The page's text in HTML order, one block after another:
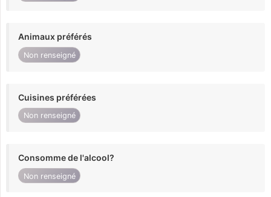
Animaux préférés
Non renseigné
Cuisines préférées
Non renseigné
Consomme de l'alcool?
Non renseigné